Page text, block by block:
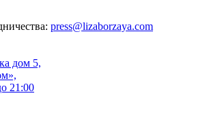
press@lizaborzaya.com
дом 5,
21:00